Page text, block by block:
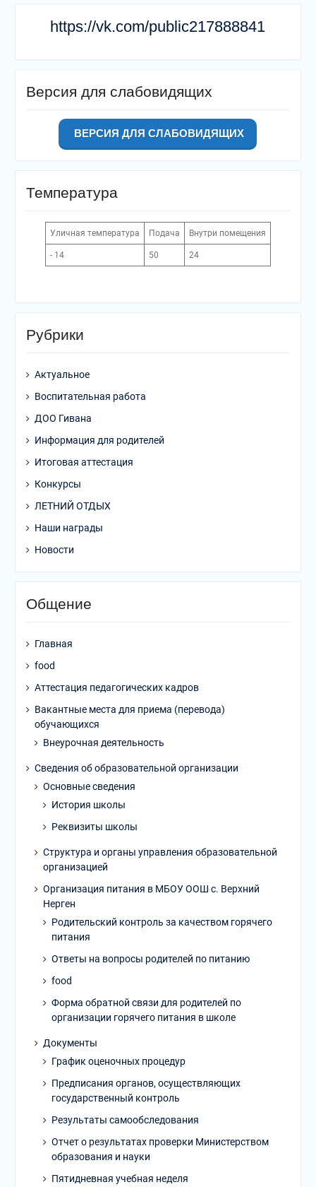
https://vk.com/public217888841
Версия для слабовидящих
ВЕРСИЯ ДЛЯ СЛАБОВИДЯЩИХ
Температура
Уличная температура Подача Внутри помещения
- 14 50 24
Рубрики
Актуальное
Воспитательная работа
ДОО Гивана
Информация для родителей
Итоговая аттестация
Конкурсы
ЛЕТНИЙ ОТДЫХ
Наши награды
Новости
Общение
Главная
food
Аттестация педагогических кадров
Вакантные места для приема (перевода)
обучающихся
Внеурочная деятельность
Сведения об образовательной организации
Основные сведения
История школы
Реквизиты школы
Структура и органы управления образовательной
организацией
Организация питания в МБОУ ООШ с. Верхний
Нерген
Родительский контроль за качеством горячего
питания
Ответы на вопросы родителей по питанию
food
Форма обратной связи для родителей по
организации горячего питания в школе
Документы
График оценочных процедур
Предписания органов, осуществляющих
государственный контроль
Результаты самообследования
Отчет о результатах проверки Министерством
образования и науки
Пятидневная учебная неделя